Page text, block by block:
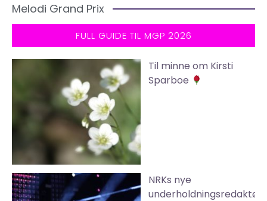
Melodi Grand Prix
FULL GUIDE TIL MGP 2026
Til minne om Kirsti
Sparboe
NRKs nye
underholdningsredaktør